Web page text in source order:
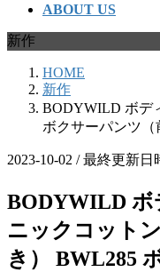
ABOUT US
新作
HOME
新作
BODYWILD ボデ
ボクサーパンツ
2023-10-02 / 最終更新日
BODYWILD ボ
ニックコット
き） BWL285